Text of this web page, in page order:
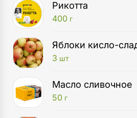
Рикотта
400 г
Яблоки кисло-
3 шт
Масло сливочное
50 г